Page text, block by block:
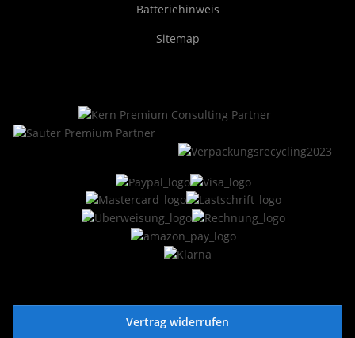
Batteriehinweis
Sitemap
Vertrag widerrufen